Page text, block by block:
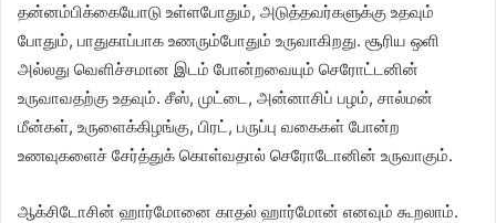
தன்னம்பிக்கையோடு உள்ளபோதும், அடுத்தவர்களுக்கு உதவும்
போதும், பாதுகாப்பாக உணரும்போதும் உருவாகிறது. சூரிய ஒளி
அல்லது வெளிச்சமான இடம் போன்றவையும் செரோட்டனின்
உருவாவதற்கு உதவும். சீஸ், முட்டை, அன்னாசிப் பழம், சால்மன்
மீன்கள், உருளைக்கிழங்கு, பிரட், பருப்பு வகைகள் போன்ற
உணவுகளைச் சேர்த்துக் கொள்வதால் செரோடோனின் உருவாகும்.
ஆக்சிடோசின் ஹார்மோனை காதல் ஹார்மோன் எனவும் கூறலாம்.